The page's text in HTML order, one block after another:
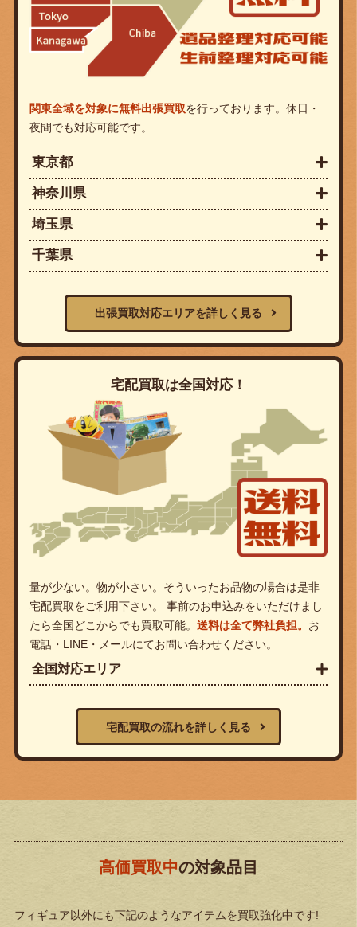
関東全域を対象に無料出張買取を行っております。休日・
夜間でも対応可能です。
東京都
神奈川県
埼玉県
千葉県
出張買取対応エリアを詳しく見る
宅配買取は全国対応！
量が少ない。物が小さい。そういったお品物の場合は是非
宅配買取をご利用下さい。 事前のお申込みをいただけまし
たら全国どこからでも買取可能。 送料は全て弊社負担。 お
電話・LINE・メールにてお問い合わせください。
全国対応エリア
宅配買取の流れを詳しく見る
高価買取中の対象品目
フィギュア以外にも下記のようなアイテムを買取強化中です!